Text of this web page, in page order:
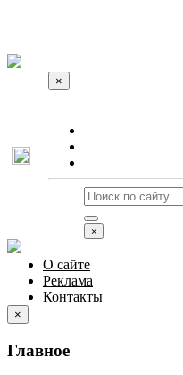
×
×
О сайте
Реклама
Контакты
×
Главное